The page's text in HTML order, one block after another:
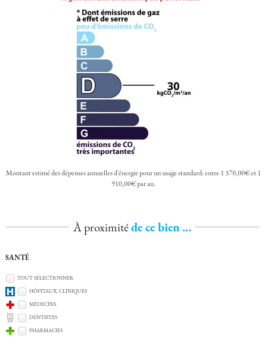
Montant estimé des dépenses annuelles d'énergie pour un usage standard: entre 1 370,00€ et 1
910,00€ par an.
À proximitéde ce bien ...
SANTÉ
TOUT SÉLECTIONNER
HÔPITAUX, CLINIQUES
MÉDECINS
DENTISTES
PHARMACIES